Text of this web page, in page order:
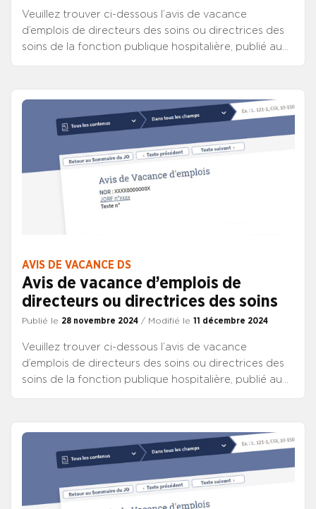
Veuillez trouver ci-dessous l’avis de vacance
d’emplois de directeurs des soins ou directrices des
soins de la fonction publique hospitalière, publié au
AVIS DE VACANCE DS
Avis de vacance d’emplois de
directeurs ou directrices des soins
Publié le 28 novembre 2024 / Modifié le 11 décembre 2024
Veuillez trouver ci-dessous l’avis de vacance
d’emplois de directeurs des soins ou directrices des
soins de la fonction publique hospitalière, publié au